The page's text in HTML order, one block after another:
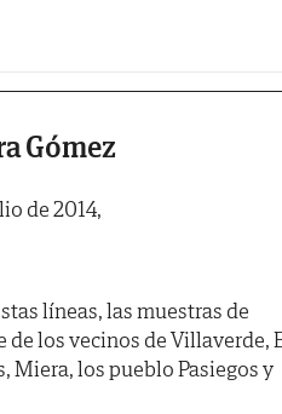
Gómez
de 2014,
líneas, las muestras de
los vecinos de Villaverde,
Miera, los pueblo Pasiegos y